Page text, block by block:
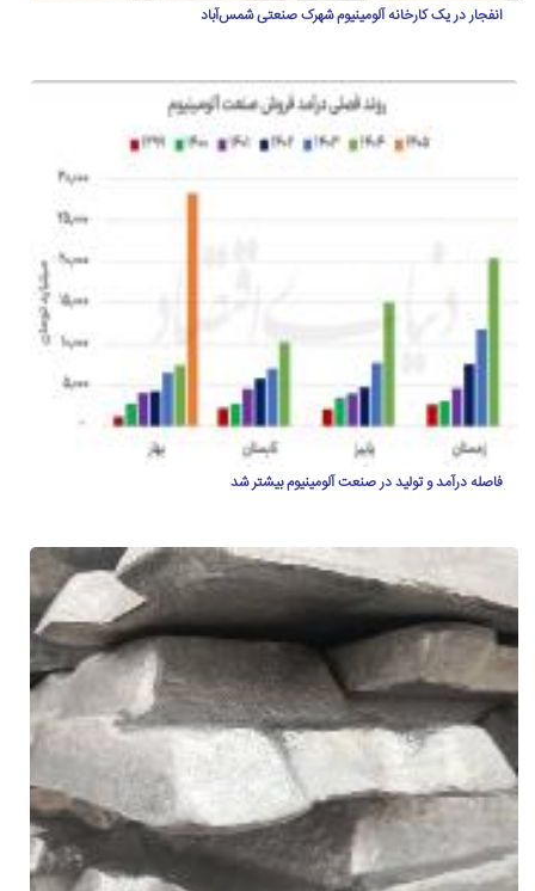
انفجار در یک کارخانه آلومینیوم شهرک صنعتی شمس‌آباد
فاصله درآمد و تولید در صنعت آلومینیوم بیشتر شد